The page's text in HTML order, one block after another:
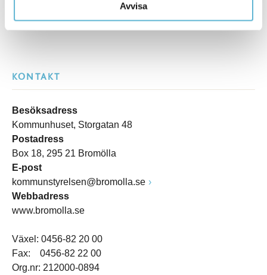
Avvisa
KONTAKT
Besöksadress
Kommunhuset, Storgatan 48
Postadress
Box 18, 295 21 Bromölla
E-post
kommunstyrelsen@bromolla.se
Webbadress
www.bromolla.se
Växel: 0456-82 20 00
Fax: 0456-82 22 00
Org.nr: 212000-0894